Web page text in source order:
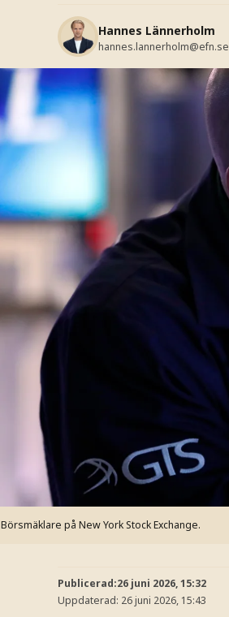
Hannes Lännerholm
hannes.lannerholm@efn.se
Börsmäklare på New York Stock Exchange.
Publicerad:26 juni 2026, 15:32
Uppdaterad: 26 juni 2026, 15:43